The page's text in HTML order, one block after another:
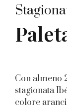
Con almeno
stagionata
colore